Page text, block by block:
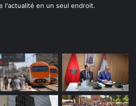
l'actualité en un seul endroit.